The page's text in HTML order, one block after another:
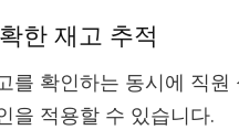
한 재고 추적
를 확인하는 동시에 직원
을 적용할 수 있습니다.